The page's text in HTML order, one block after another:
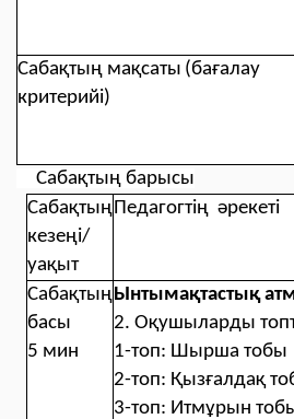
Сабақтың мақсаты (бағалау
критерийі)
Сабақтың барысы
Сабақтың
кезеңі/
уақыт
Педагогтің әрекеті
Сабақтың
басы
5 мин
Ынтымақтастық
2. Оқушыларды
1-топ: Шырша тобы
2-топ: Қызғалдақ
3-топ: Итмұрын